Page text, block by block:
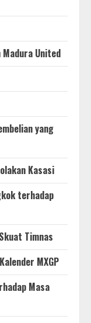
Madura United
yang
Kasasi
terhadap
Timnas
MXGP
Masa